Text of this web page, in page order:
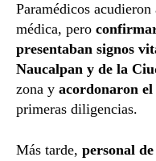
Paramédicos
médica, pero
presentaban signos
Naucalpan y de la
zona y acordonaron el
primeras diligencias.
Más tarde, personal